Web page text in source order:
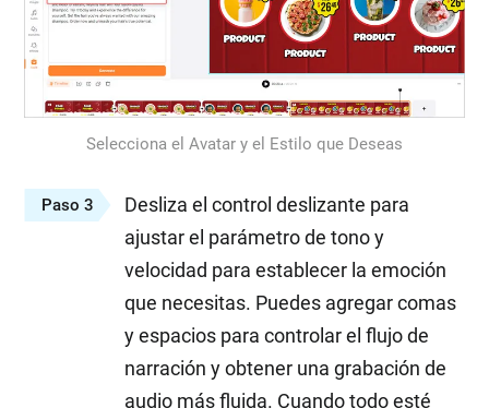
Selecciona el Avatar y el Estilo que Deseas
Paso 3
Desliza el control deslizante para
ajustar el parámetro de tono y
velocidad para establecer la emoción
que necesitas. Puedes agregar comas
y espacios para controlar el flujo de
narración y obtener una grabación de
audio más fluida. Cuando todo esté